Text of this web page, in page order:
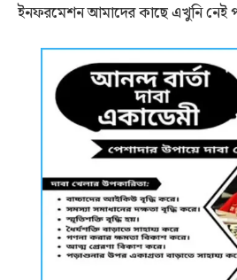
ইনফরমেশন আমাদের কাছে এখুনি নেই